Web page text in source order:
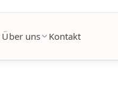
Über uns Kontakt